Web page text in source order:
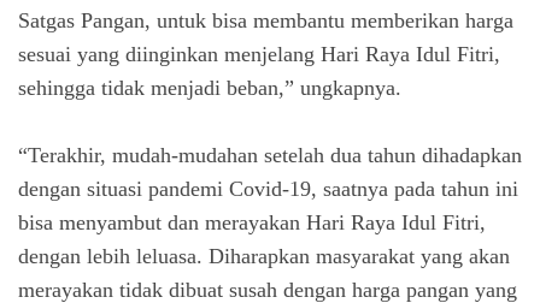
Satgas Pangan, untuk bisa membantu memberikan harga
sesuai yang diinginkan menjelang Hari Raya Idul Fitri,
sehingga tidak menjadi beban,” ungkapnya.
“Terakhir, mudah-mudahan setelah dua tahun dihadapkan
dengan situasi pandemi Covid-19, saatnya pada tahun ini
bisa menyambut dan merayakan Hari Raya Idul Fitri,
dengan lebih leluasa. Diharapkan masyarakat yang akan
merayakan tidak dibuat susah dengan harga pangan yang